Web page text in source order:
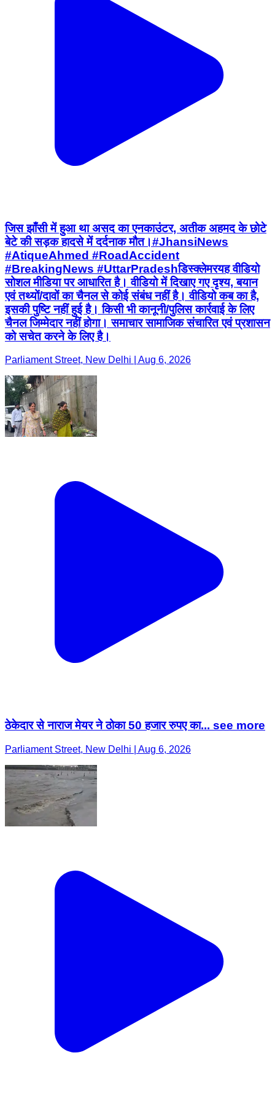
जिस झाँसी में हुआ था असद का एनकाउंटर, अतीक अहमद के छोटे
बेटे की सड़क हादसे में दर्दनाक मौत। ​#JhansiNews
#AtiqueAhmed #RoadAccident
#BreakingNews #UttarPradesh ​डिस्क्लेमर ​यह वीडियो
सोशल मीडिया पर आधारित है। वीडियो में दिखाए गए दृश्य, बयान
एवं तथ्यों/दावों का चैनल से कोई संबंध नहीं है। वीडियो कब का है,
इसकी पुष्टि नहीं हुई है। किसी भी कानूनी/पुलिस कार्रवाई के लिए
चैनल जिम्मेदार नहीं होगा। समाचार सामाजिक संचारित एवं प्रशासन
को सचेत करने के लिए है।
Parliament Street, New Delhi | Aug 6, 2026
ठेकेदार से नाराज मेयर ने ठोका 50 हजार रुपए का... see more
Parliament Street, New Delhi | Aug 6, 2026